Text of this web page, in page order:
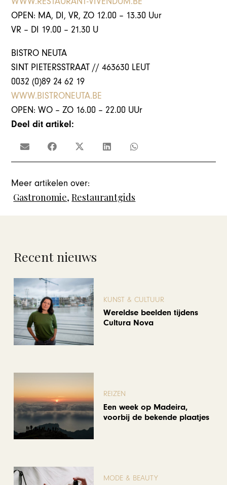
OPEN: MA, DI, VR, ZO 12.00 – 13.30 Uur
VR – DI 19.00 – 21.30 U
BISTRO NEUTA
SINT PIETERSSTRAAT // 463630 LEUT
0032 (0)89 24 62 19
WWW.BISTRONEUTA.BE
OPEN: WO – ZO 16.00 – 22.00 UUr
Deel dit artikel:
Meer artikelen over:
Gastronomie,Restaurantgids
Recent nieuws
KUNST & CULTUUR
Wereldse beelden tijdens
Cultura Nova
REIZEN
Een week op Madeira,
voorbij de bekende plaatjes
MODE & BEAUTY